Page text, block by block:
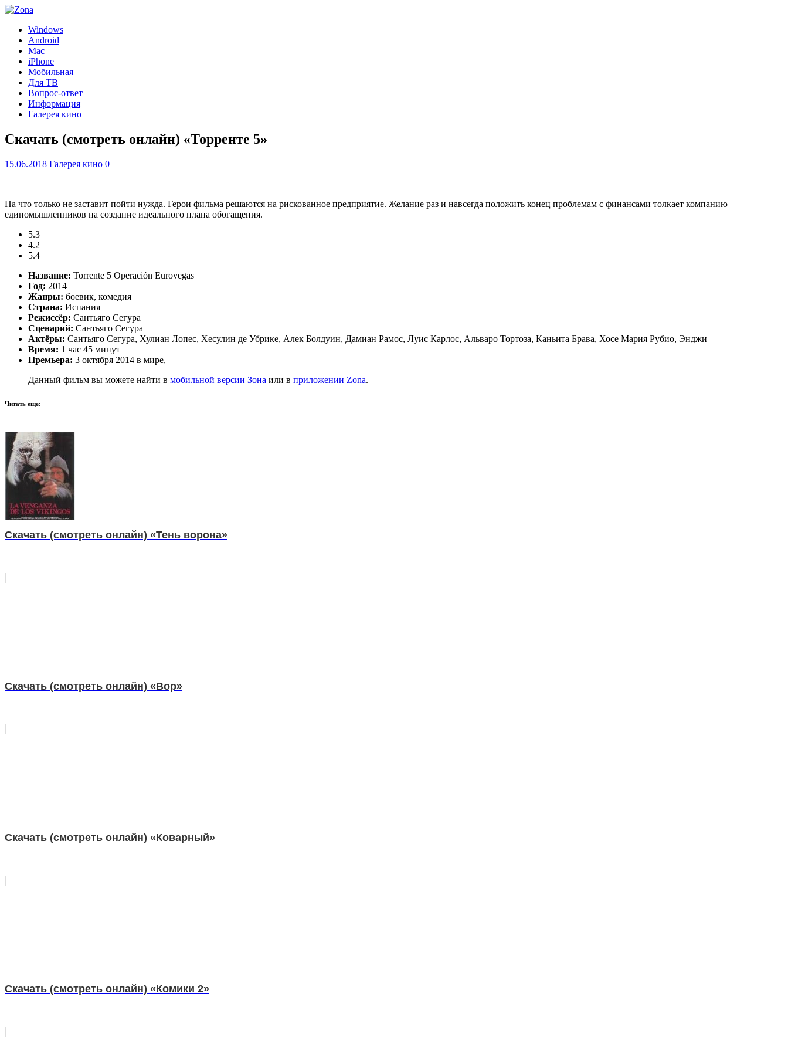
Windows
Android
Mac
iPhone
Мобильная
Для ТВ
Вопрос-ответ
Информация
Галерея кино
Скачать (смотреть онлайн) «Торренте 5»
15.06.2018 Галерея кино 0
На что только не заставит пойти нужда. Герои фильма решаются на рискованное предприятие. Желание раз и навсегда положить конец проблемам с финансами толкает компанию
единомышленников на создание идеального плана обогащения.
5.3
4.2
5.4
Название: Torrente 5 Operación Eurovegas
Год: 2014
Жанры: боевик, комедия
Страна: Испания
Режиссёр: Сантьяго Сегура
Сценарий: Сантьяго Сегура
Актёры: Сантьяго Сегура, Хулиан Лопес, Хесулин де Убрике, Алек Болдуин, Дамиан Рамос, Луис Карлос, Альваро Тортоза, Каньита Брава, Хосе Мария Рубио, Энджи
Время: 1 час 45 минут
Премьера: 3 октября 2014 в мире,
Данный фильм вы можете найти в мобильной версии Зона или в приложении Zona.
Читать еще:
Скачать (смотреть онлайн) «Тень ворона»
Скачать (смотреть онлайн) «Вор»
Скачать (смотреть онлайн) «Коварный»
Скачать (смотреть онлайн) «Комики 2»